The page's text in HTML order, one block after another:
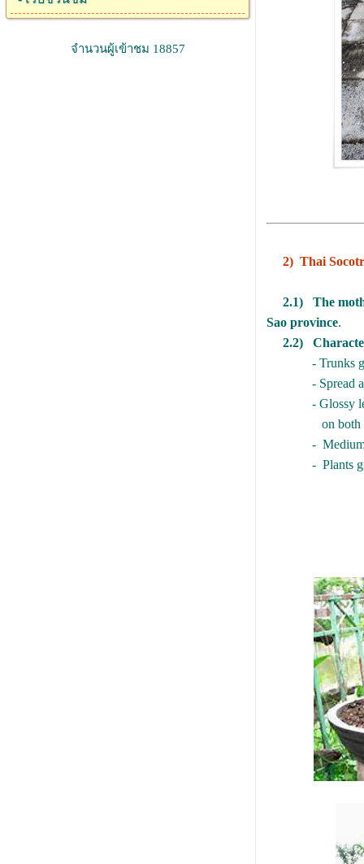
จำนวนผู้เข้าชม 18857
2) Thai
2.1) The
Sao province.
2.2)
- Trunks grown
- Spread
- Glossy
on both
- Medium-
- Plants grown